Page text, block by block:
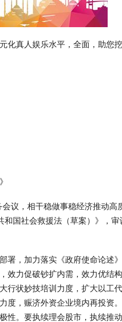
真人娱乐水平，全面，助您
，相干稳做事稳经济推动高
和国社会救援法（草案）》，
，加力落实《政府使命论述
效力促破钞扩内需，效力优结
行状妙技培训力度，扩大以工代
度，赈济外资企业境内再投资
性。要执续理会股市，执续推